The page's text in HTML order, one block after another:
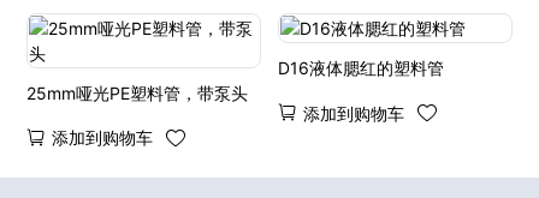
25mm哑光PE塑料管，带泵头
添加到购物车
D16液体腮红的塑料管
添加到购物车